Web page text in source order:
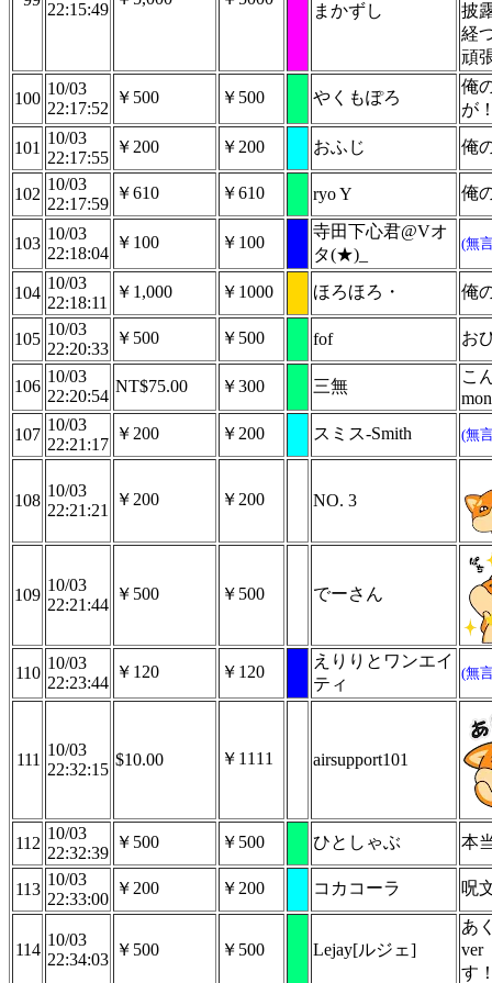
22:15:49 まかずし
披
経
頑
100
10/03
22:17:52
￥500 ￥500 やくもぽろ
俺
が
101
10/03
22:17:55
￥200 ￥200 おふじ 俺
102
10/03
22:17:59
￥610 ￥610 ryo Y 俺
103
10/03
22:18:04
￥100 ￥100
寺田下心君@Vオ
タ(★)_
(無
104
10/03
22:18:11
￥1,000 ￥1000 ほろほろ・ 俺
105
10/03
22:20:33
￥500 ￥500 fof お
106
10/03
22:20:54
NT$75.00 ￥300 三無
こ
107
10/03
22:21:17
￥200 ￥200 スミス-Smith (無
108
10/03
22:21:21
￥200 ￥200 NO. 3
109
10/03
22:21:44
￥500 ￥500 でーさん
110
10/03
22:23:44
￥120 ￥120
えりりとワンエイ
ティ
(無
111
10/03
22:32:15
$10.00 ￥1111 airsupport101
112
10/03
22:32:39
￥500 ￥500 ひとしゃぶ 本
113
10/03
22:33:00
￥200 ￥200 コカコーラ 呪
114
10/03
22:34:03
￥500 ￥500 Lejay[ルジェ]
あ
ver
す